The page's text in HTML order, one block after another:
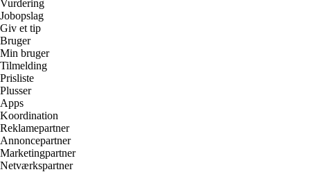
Vurdering
Jobopslag
Giv et tip
Bruger
Min bruger
Tilmelding
Prisliste
Plusser
Apps
Koordination
Reklamepartner
Annoncepartner
Marketingpartner
Netværkspartner